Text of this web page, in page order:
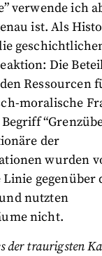
verwende ich
ist. Als
Die
Ressourcen
moralische
der
wurden
gegenüber
nutzten
nicht.
der traurigsten